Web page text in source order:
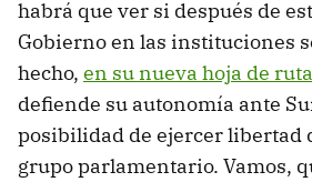
habrá que ver si después de
Gobierno en las instituciones
hecho, en su nueva hoja de ruta
defiende su autonomía ante
posibilidad de ejercer libertad
grupo parlamentario. Vamos,